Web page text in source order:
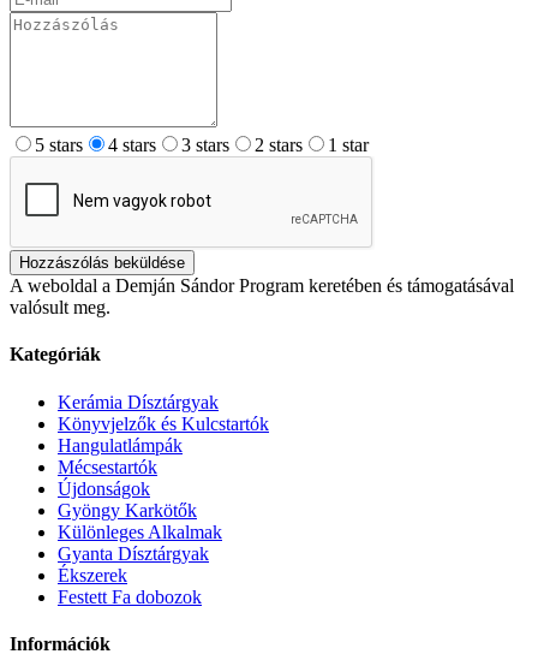
5 stars 4 stars 3 stars 2 stars 1 star
Hozzászólás beküldése
A weboldal a Demján Sándor Program keretében és támogatásával
valósult meg.
Kategóriák
Kerámia Dísztárgyak
Könyvjelzők és Kulcstartók
Hangulatlámpák
Mécsestartók
Újdonságok
Gyöngy Karkötők
Különleges Alkalmak
Gyanta Dísztárgyak
Ékszerek
Festett Fa dobozok
Információk